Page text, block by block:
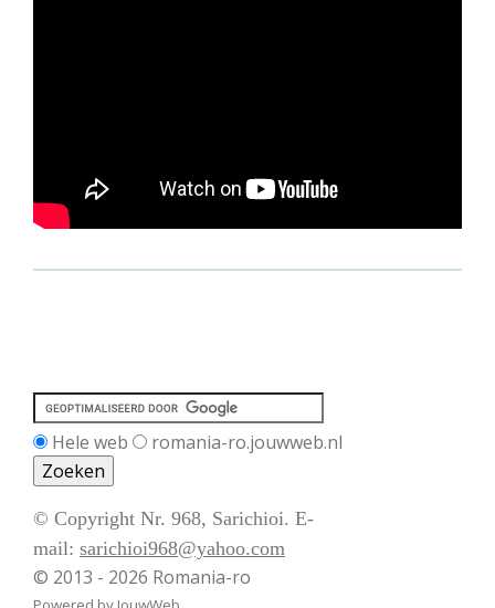
Hele web romania-ro.jouwweb.nl
© Copyright Nr. 968, Sarichioi. E-
mail: sarichioi968@yahoo.com
© 2013 - 2026 Romania-ro